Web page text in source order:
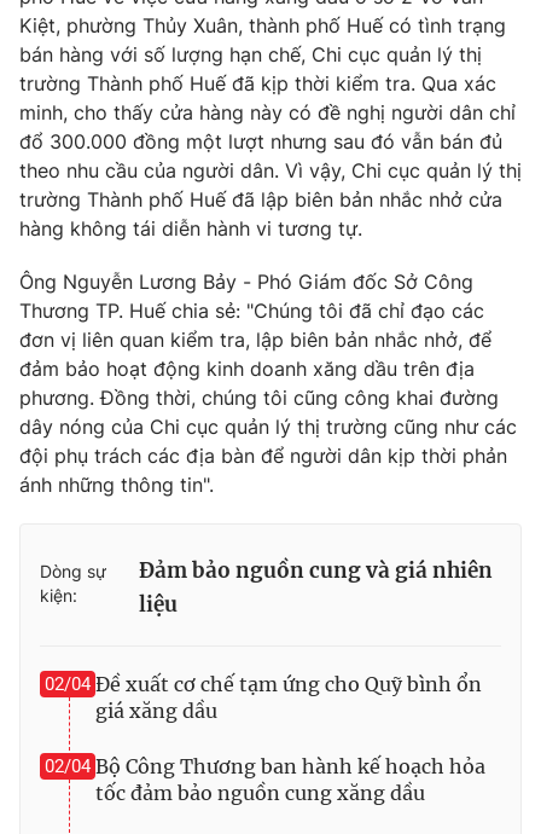
Kiệt, phường Thủy Xuân, thành phố Huế có tình trạng
bán hàng với số lượng hạn chế, Chi cục quản lý thị
trường Thành phố Huế đã kịp thời kiểm tra. Qua xác
minh, cho thấy cửa hàng này có đề nghị người dân chỉ
đổ 300.000 đồng một lượt nhưng sau đó vẫn bán đủ
theo nhu cầu của người dân. Vì vậy, Chi cục quản lý thị
trường Thành phố Huế đã lập biên bản nhắc nhở cửa
hàng không tái diễn hành vi tương tự.
Ông Nguyễn Lương Bảy - Phó Giám đốc Sở Công
Thương TP. Huế chia sẻ: "Chúng tôi đã chỉ đạo các
đơn vị liên quan kiểm tra, lập biên bản nhắc nhở, để
đảm bảo hoạt động kinh doanh xăng dầu trên địa
phương. Đồng thời, chúng tôi cũng công khai đường
dây nóng của Chi cục quản lý thị trường cũng như các
đội phụ trách các địa bàn để người dân kịp thời phản
ánh những thông tin".
Dòng sự
kiện:
Đảm bảo nguồn cung và giá nhiên
liệu
02/04 Đề xuất cơ chế tạm ứng cho Quỹ bình ổn
giá xăng dầu
02/04 Bộ Công Thương ban hành kế hoạch hỏa
tốc đảm bảo nguồn cung xăng dầu